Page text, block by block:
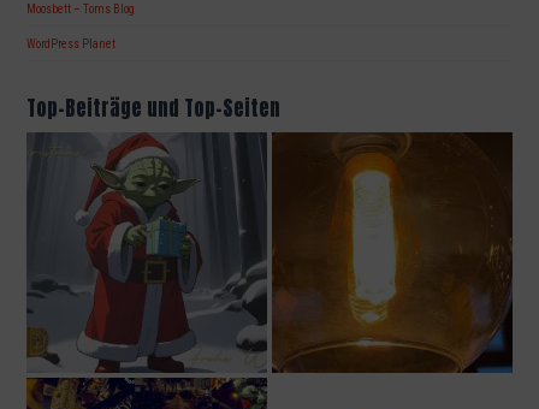
Moosbett – Toms Blog
WordPress Planet
Top-Beiträge und Top-Seiten